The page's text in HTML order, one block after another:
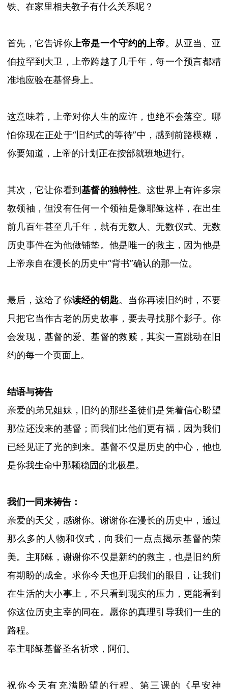
铁、在家里相夫教子有什么关系呢？
首先，它告诉你上帝是一个守约的上帝。从亚当、亚
伯拉罕到大卫，上帝跨越了几千年，每一个预言都精
准地应验在基督身上。
这意味着，上帝对你人生的应许，也绝不会落空。哪
怕你现在正处于“旧约式的等待”中，感到前路模糊，
你要知道，上帝的计划正在按部就班地进行。
其次，它让你看到基督的独特性。这世界上有许多宗
教领袖，但没有任何一个领袖是像耶稣这样，在出生
前几百年甚至几千年，就有无数人、无数仪式、无数
历史事件在为他做铺垫。他是唯一的救主，因为他是
上帝亲自在漫长的历史中“背书”确认的那一位。
最后，这给了你读经的钥匙。当你再读旧约时，不要
只把它当作古老的历史故事，要去寻找那个影子。你
会发现，基督的爱、基督的救赎，其实一直跳动在旧
约的每一个页面上。
结语与祷告
亲爱的弟兄姐妹，旧约的那些圣徒们是凭着信心盼望
那位还没来的基督；而我们比他们更有福，因为我们
已经见证了光的到来。基督不仅是历史的中心，他也
是你我生命中那颗稳固的北极星。
我们一同来祷告 ：
亲爱的天父，感谢你。谢谢你在漫长的历史中，通过
那么多的人物和仪式，向我们一点点揭示基督的荣
美。主耶稣，谢谢你不仅是新约的救主，也是旧约所
有期盼的成全。求你今天也开启我们的眼目，让我们
在生活的大小事上，不 只看到现实的压力，更能看到
你这位历史主宰的同在。愿你的真理引导我们一生的
路程。
奉主耶稣基督圣名祈求，阿们。
祝你今天有充满盼望的行程。第三课的《早安神